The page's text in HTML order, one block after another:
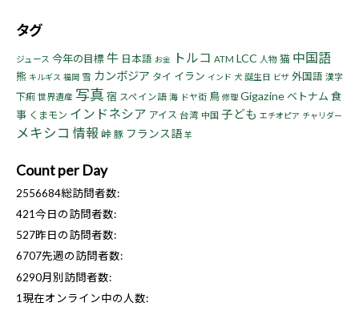
タグ
ジュース 今年の目標牛 日本語 お金 トルコ ATM LCC 人物 猫 中国語
熊 キルギス 福岡 雪 カンボジア タイ イラン インド 犬 誕生日 ビザ 外国語 漢字
下痢 世界遺産 写真 宿 スペイン語 海 ドヤ街 鳥 修理 Gigazine ベトナム 食
事 くまモン インドネシア アイス 台湾 中国 子ども エチオピア チャリダー
メキシコ 情報 峠 豚 フランス語 羊
Count per Day
2556684総訪問者数:
421今日の訪問者数:
527昨日の訪問者数:
6707先週の訪問者数:
6290月別訪問者数:
1 現在オンライン中の人数: